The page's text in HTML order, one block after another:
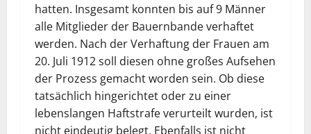
hatten. Insgesamt konnten bis auf 9 Männer
alle Mitglieder der Bauernbande verhaftet
werden. Nach der Verhaftung der Frauen am
20. Juli 1912 soll diesen ohne großes Aufsehen
der Prozess gemacht worden sein. Ob diese
tatsächlich hingerichtet oder zu einer
lebenslangen Haftstrafe verurteilt wurden, ist
nicht eindeutig belegt. Ebenfalls ist nicht